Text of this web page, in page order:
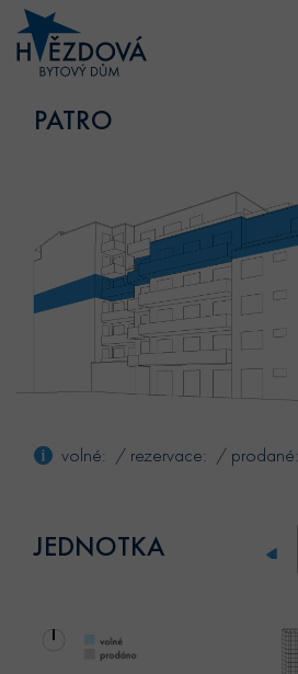
PATRO
volné: / rezervace: / prodané:
JEDNOTKA